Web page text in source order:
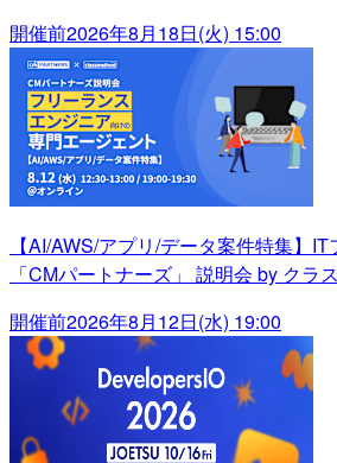
開催前2026年8月18日(火) 15:00
【AI/AWS/アプリ/データ案件特集】
「CMパートナーズ」 説明会 by クラ
開催前2026年8月12日(水) 19:00